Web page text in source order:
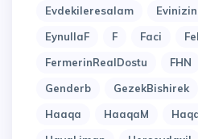
Evdekileresalam
EynullaF
F Faci
FermerinRealDostu
FHN
Genderb
GezekBishirek
Haaqa
HaaqaM